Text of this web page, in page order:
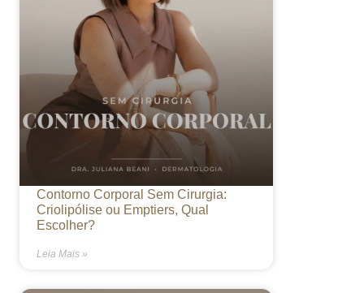
Contorno Corporal Sem Cirurgia:
Criolipólise ou Emptiers, Qual
Escolher?
Leia Mais »